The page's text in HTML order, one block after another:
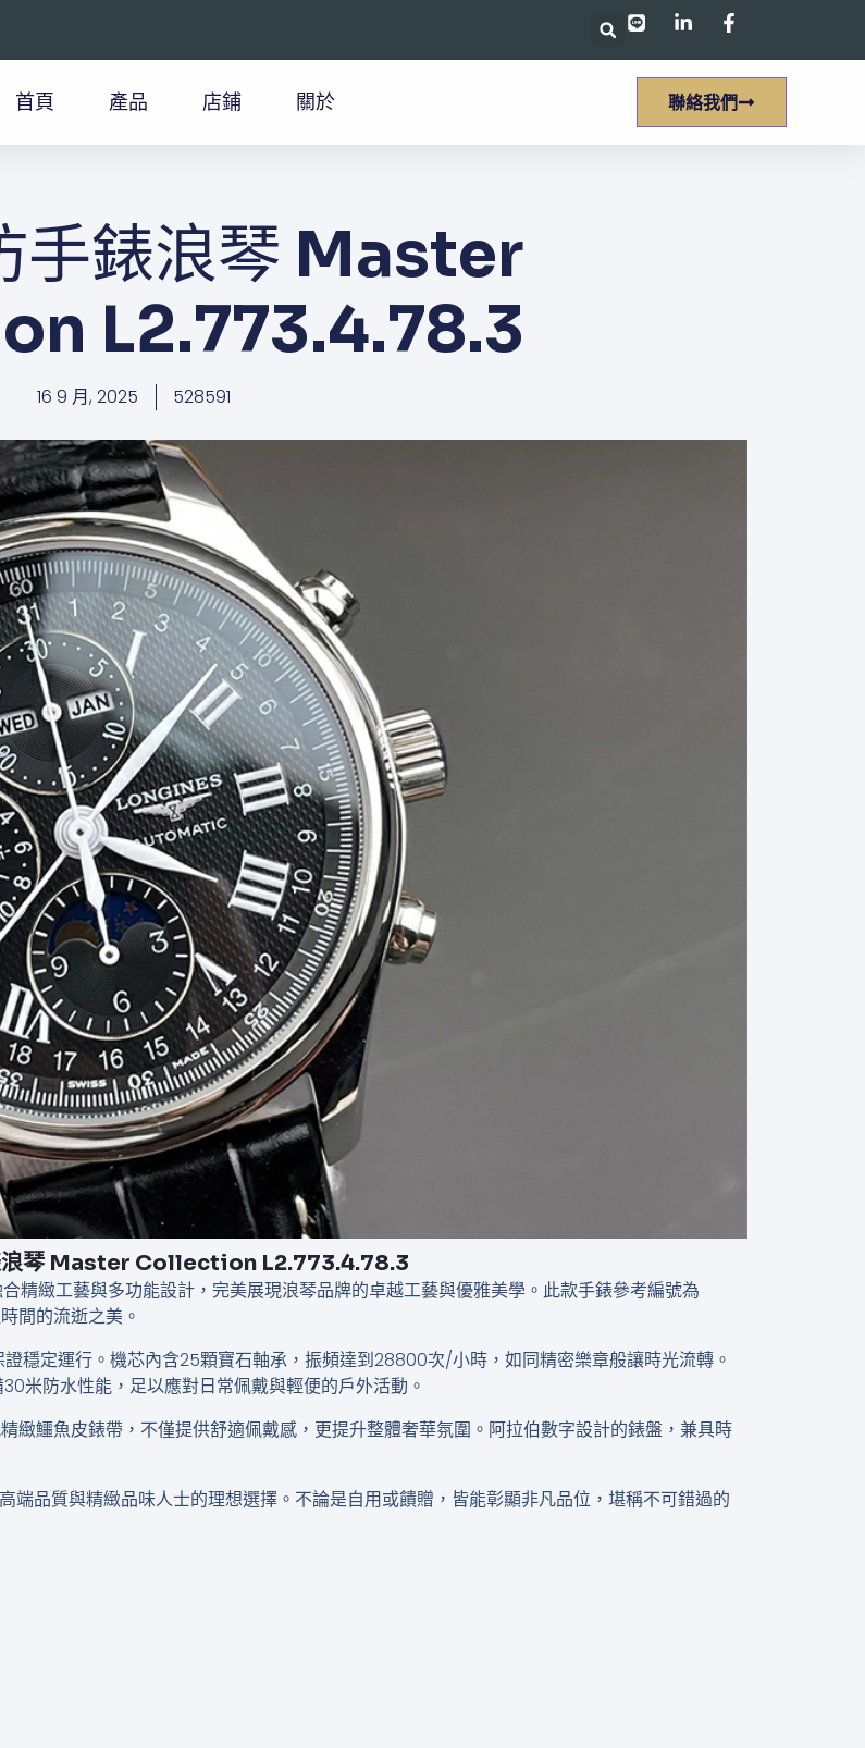
首頁 產品 店鋪 關於 聯絡我們
手錶浪琴 Master
L2.773.4.78.3
16 9 月, 2025 528591
浪琴 Master Collection L2.773.4.78.3
精緻工藝與多功能設計，完美展現浪琴品牌的卓越工藝與優雅美學。此款手錶參考編號為
間的流逝之美。
穩定運行。機芯內含25顆寶石軸承，振頻達到28800次/小時，如同精密樂章般讓時光流轉。
米防水性能，足以應對日常佩戴與輕便的戶外活動。
緻鱷魚皮錶帶，不僅提供舒適佩戴感，更提升整體奢華氛圍。阿拉伯數字設計的錶盤，兼具時
品質與精緻品味人士的理想選擇。不論是自用或饋贈，皆能彰顯非凡品位，堪稱不可錯過的